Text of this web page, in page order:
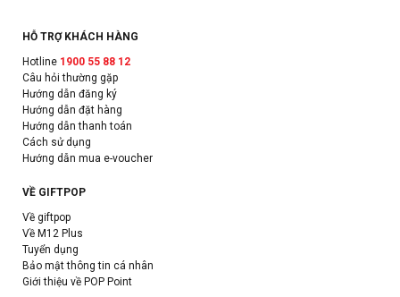
HỖ TRỢ KHÁCH HÀNG
Hotline 1900 55 88 12
Câu hỏi thường gặp
Hướng dẫn đăng ký
Hướng dẫn đặt hàng
Hướng dẫn thanh toán
Cách sử dụng
Hướng dẫn mua e-voucher
VỀ GIFTPOP
Về giftpop
Về M12 Plus
Tuyển dụng
Bảo mật thông tin cá nhân
Giới thiệu về POP Point